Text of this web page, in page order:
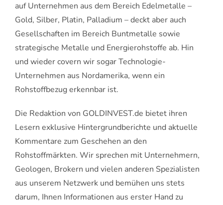
auf Unternehmen aus dem Bereich Edelmetalle –
Gold, Silber, Platin, Palladium – deckt aber auch
Gesellschaften im Bereich Buntmetalle sowie
strategische Metalle und Energierohstoffe ab. Hin
und wieder covern wir sogar Technologie-
Unternehmen aus Nordamerika, wenn ein
Rohstoffbezug erkennbar ist.
Die Redaktion von GOLDINVEST.de bietet ihren
Lesern exklusive Hintergrundberichte und aktuelle
Kommentare zum Geschehen an den
Rohstoffmärkten. Wir sprechen mit Unternehmern,
Geologen, Brokern und vielen anderen Spezialisten
aus unserem Netzwerk und bemühen uns stets
darum, Ihnen Informationen aus erster Hand zu